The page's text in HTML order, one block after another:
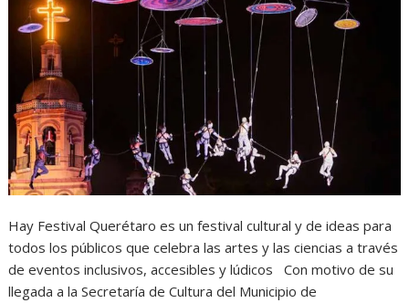
Hay Festival Querétaro es un festival cultural y de ideas para
todos los públicos que celebra las artes y las ciencias a través
de eventos inclusivos, accesibles y lúdicos Con motivo de su
llegada a la Secretaría de Cultura del Municipio de